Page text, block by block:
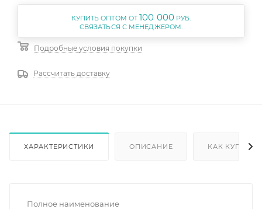
КУПИТЬ ОПТОМ ОТ100 000РУБ.
Подробные условия покупки
Рассчитать доставку
ХАРАКТЕРИСТИКИ ОПИСАНИЕ КАК КУПИТЬ
Полное наименование